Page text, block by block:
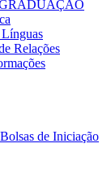
Relações
de Iniciação